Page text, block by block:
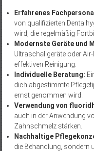
Erfahrenes
von qualifizierten
wird, die regelmäßig
Modernste Geräte und
Ultraschallgeräte oder
effektiven Reinigung.
Individuelle Beratung:
dich abgestimmte
ernst genommen wird.
Verwendung von
auch in der Anwendung
Zahnschmelz stärken.
Nachhaltige
die Behandlung, sondern